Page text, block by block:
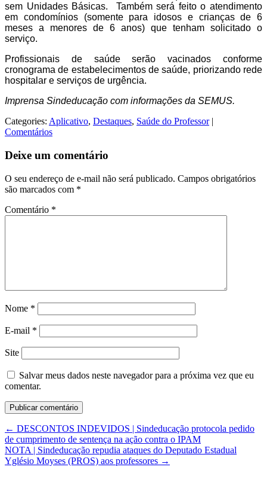
sem Unidades Básicas. Também será feito o atendimento
em condomínios (somente para idosos e crianças de 6
meses a menores de 6 anos) que tenham solicitado o
serviço.
Profissionais de saúde serão vacinados conforme
cronograma de estabelecimentos de saúde, priorizando rede
hospitalar e serviços de urgência.
Imprensa Sindeducação com informações da SEMUS.
Categories: Aplicativo, Destaques, Saúde do Professor |
Comentários
Deixe um comentário
O seu endereço de e-mail não será publicado. Campos obrigatórios
são marcados com *
Comentário *
Nome *
E-mail *
Site
Salvar meus dados neste navegador para a próxima vez que eu
comentar.
← DESCONTOS INDEVIDOS | Sindeducação protocola pedido
de cumprimento de sentença na ação contra o IPAM
NOTA | Sindeducação repudia ataques do Deputado Estadual
Yglésio Moyses (PROS) aos professores →